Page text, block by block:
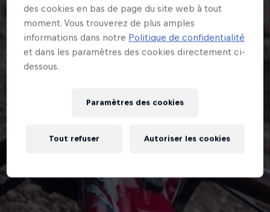
des cookies en bas de page du site web à tout
moment. Vous trouverez de plus amples
informations dans notre Politique de confidentialité
et dans les paramètres des cookies directement ci-
dessous.
Paramètres des cookies
Tout refuser Autoriser les cookies